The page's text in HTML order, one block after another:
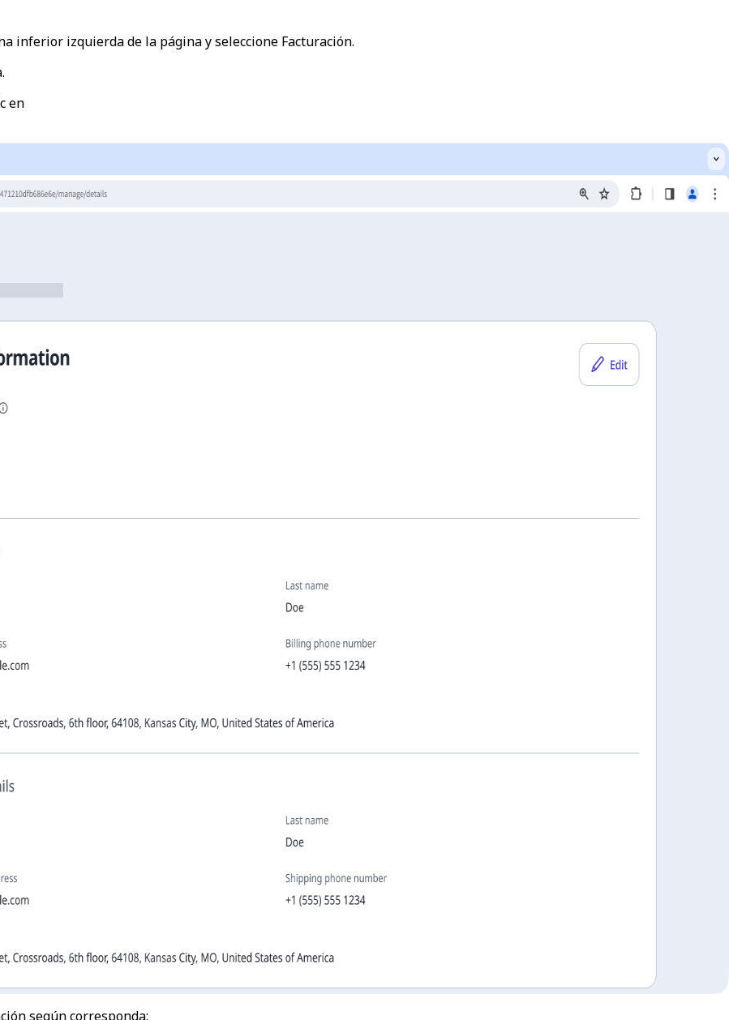
inferior izquierda de la página y seleccione Facturación.
en
según corresponda: